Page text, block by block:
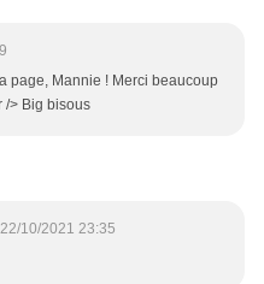
page, Mannie ! Merci beaucoup
/> Big bisous
22/10/2021 23:35